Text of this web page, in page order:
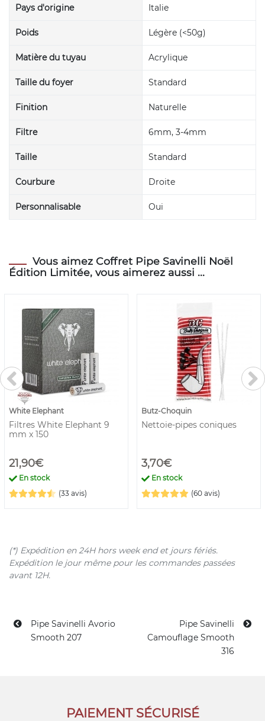
Pays d'origine Italie
Poids Légère (<50g)
Matière du tuyau Acrylique
Taille du foyer Standard
Finition Naturelle
Filtre 6mm, 3-4mm
Taille Standard
Courbure Droite
Personnalisable Oui
Vous aimez Coffret Pipe Savinelli Noël
Édition Limitée, vous aimerez aussi ...
White Elephant
Filtres White Elephant 9
mm x 150
21,90€
En stock
(33 avis)
Butz-Choquin
Nettoie-pipes coniques
3,70€
En stock
(60 avis)
(*) Expédition en 24H hors week end et jours fériés.
Expédition le jour même pour les commandes passées
avant 12H.
Pipe Savinelli Avorio
Smooth 207
Pipe Savinelli
Camouflage Smooth
316
PAIEMENT SÉCURISÉ